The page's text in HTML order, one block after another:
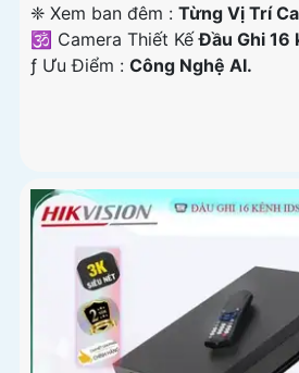
❈ Xem ban đêm : Từng Vị Trí
🕉️ Camera Thiết KếĐầu Ghi 16
️ƒ Ưu Điểm : Công Nghệ AI.